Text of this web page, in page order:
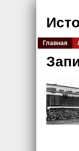
Главная